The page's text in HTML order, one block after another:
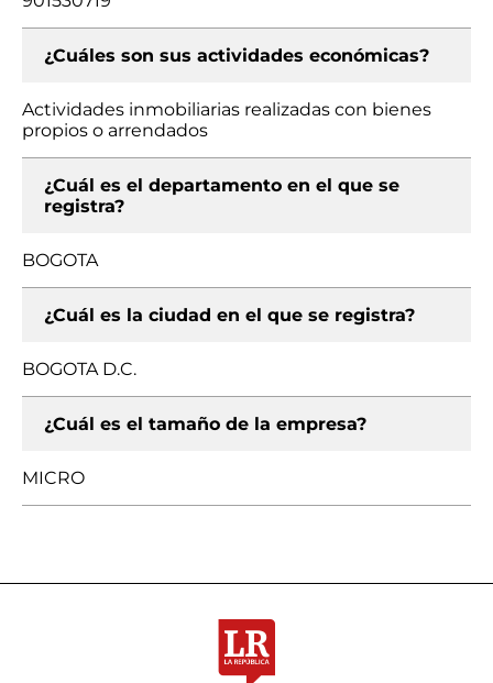
¿Cuáles son sus actividades económicas?
Actividades inmobiliarias realizadas con bienes
propios o arrendados
¿Cuál es el departamento en el que se
registra?
BOGOTA
¿Cuál es la ciudad en el que se registra?
BOGOTA D.C.
¿Cuál es el tamaño de la empresa?
MICRO